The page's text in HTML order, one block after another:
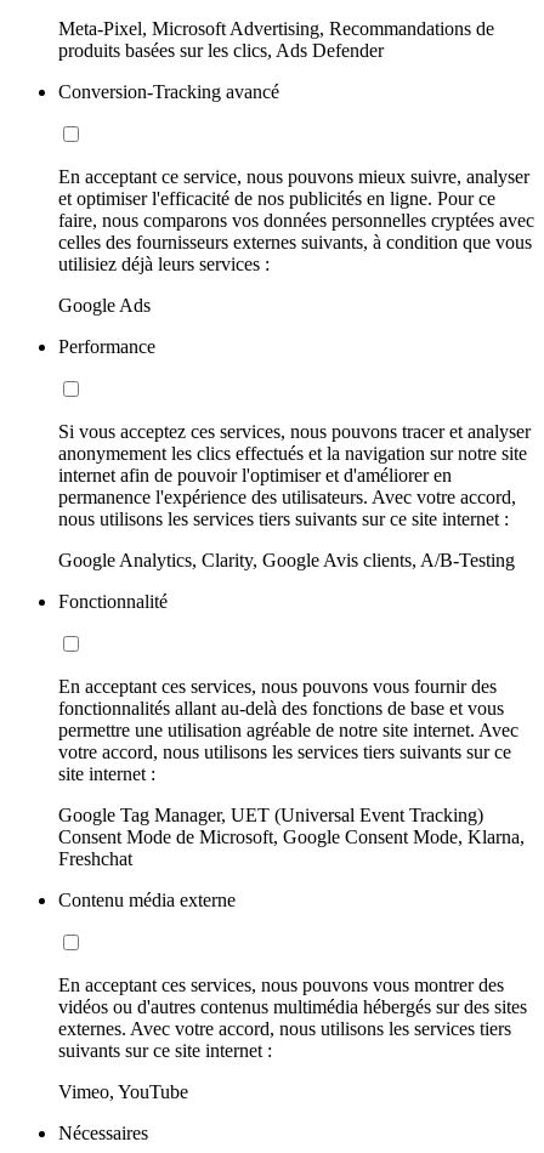
Meta-Pixel, Microsoft Advertising, Recommandations de
produits basées sur les clics, Ads Defender
Conversion-Tracking avancé
En acceptant ce service, nous pouvons mieux suivre, analyser
et optimiser l'efficacité de nos publicités en ligne. Pour ce
faire, nous comparons vos données personnelles cryptées avec
celles des fournisseurs externes suivants, à condition que vous
utilisiez déjà leurs services :
Google Ads
Performance
Si vous acceptez ces services, nous pouvons tracer et analyser
anonymement les clics effectués et la navigation sur notre site
internet afin de pouvoir l'optimiser et d'améliorer en
permanence l'expérience des utilisateurs. Avec votre accord,
nous utilisons les services tiers suivants sur ce site internet :
Google Analytics, Clarity, Google Avis clients, A/B-Testing
Fonctionnalité
En acceptant ces services, nous pouvons vous fournir des
fonctionnalités allant au-delà des fonctions de base et vous
permettre une utilisation agréable de notre site internet. Avec
votre accord, nous utilisons les services tiers suivants sur ce
site internet :
Google Tag Manager, UET (Universal Event Tracking)
Consent Mode de Microsoft, Google Consent Mode, Klarna,
Freshchat
Contenu média externe
En acceptant ces services, nous pouvons vous montrer des
vidéos ou d'autres contenus multimédia hébergés sur des sites
externes. Avec votre accord, nous utilisons les services tiers
suivants sur ce site internet :
Vimeo, YouTube
Nécessaires